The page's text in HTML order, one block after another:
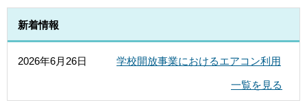
新着情報
2026年6月26日 学校開放事業におけるエアコン利用
一覧を見る